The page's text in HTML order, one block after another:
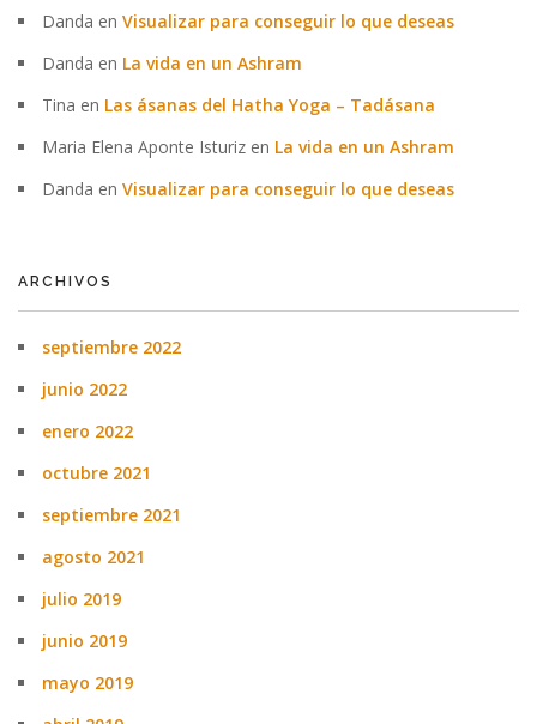
Danda en Visualizar para conseguir lo que deseas
Danda en La vida en un Ashram
Tina en Las ásanas del Hatha Yoga – Tadásana
Maria Elena Aponte Isturiz en La vida en un Ashram
Danda en Visualizar para conseguir lo que deseas
ARCHIVOS
septiembre 2022
junio 2022
enero 2022
octubre 2021
septiembre 2021
agosto 2021
julio 2019
junio 2019
mayo 2019